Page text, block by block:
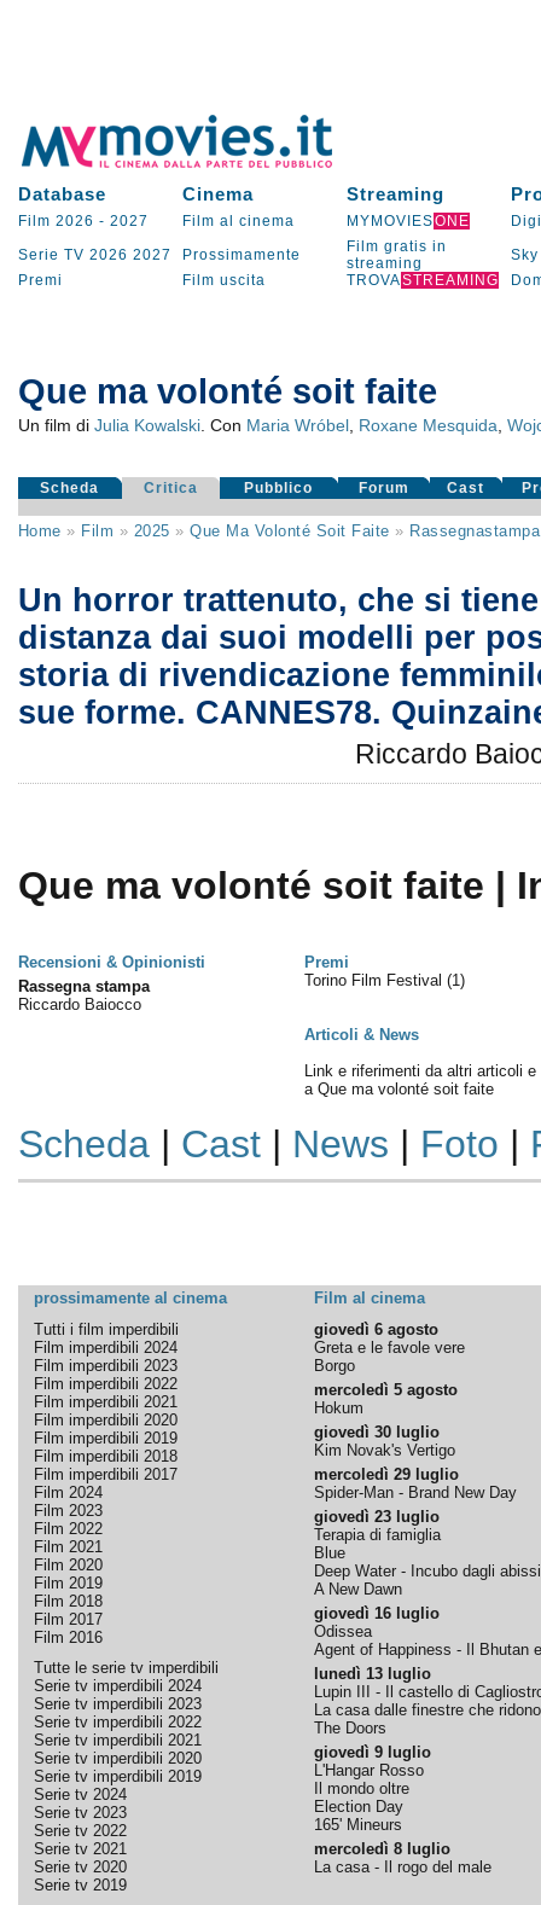
Database Cinema Streaming
Film 2026 - 2027 Film al cinema MYMOVIESONE
Serie TV 2026 2027 Prossimamente
Film gratis in
streaming
Sky
Premi
Film uscita TROVASTREAMING
Que ma volonté soit faite
Un film di Julia Kowalski. Con Maria Wróbel, Roxane Mesquida
Scheda Critica Pubblico Forum Cast
Home » Film » 2025 »Que Ma Volonté Soit Faite » Rassegnastampa
Un horror trattenuto, che si
distanza dai suoi modelli per
storia di rivendicazione
sue forme. CANNES78.
Riccardo
Que ma volonté soit faite |
Recensioni & Opinionisti
Premi
Rassegna stampa
Riccardo Baiocco
Torino Film Festival (1)
Articoli & News
Link e riferimenti da altri articoli e
a Que ma volonté soit faite
Scheda| Cast| News | Foto |
prossimamente al cinema
Film al cinema
Tutti i film imperdibili
Film imperdibili 2024
Film imperdibili 2023
Film imperdibili 2022
Film imperdibili 2021
Film imperdibili 2020
Film imperdibili 2019
Film imperdibili 2018
Film imperdibili 2017
Film 2024
Film 2023
Film 2022
Film 2021
Film 2020
Film 2019
Film 2018
Film 2017
Film 2016
Tutte le serie tv imperdibili
Serie tv imperdibili 2024
Serie tv imperdibili 2023
Serie tv imperdibili 2022
Serie tv imperdibili 2021
Serie tv imperdibili 2020
Serie tv imperdibili 2019
Serie tv 2024
Serie tv 2023
Serie tv 2022
Serie tv 2021
Serie tv 2020
Serie tv 2019
giovedì 6 agosto
Greta e le favole vere
Borgo
mercoledì 5 agosto
Hokum
giovedì 30 luglio
Kim Novak's Vertigo
mercoledì 29 luglio
Spider-Man - Brand New Day
giovedì 23 luglio
Terapia di famiglia
Blue
Deep Water - Incubo dagli abissi
A New Dawn
giovedì 16 luglio
Odissea
Agent of Happiness - Il Bhutan
lunedì 13 luglio
Lupin III - Il castello di
La casa dalle finestre che ridono
The Doors
giovedì 9 luglio
L'Hangar Rosso
Il mondo oltre
Election Day
165' Mineurs
mercoledì 8 luglio
La casa - Il rogo del male